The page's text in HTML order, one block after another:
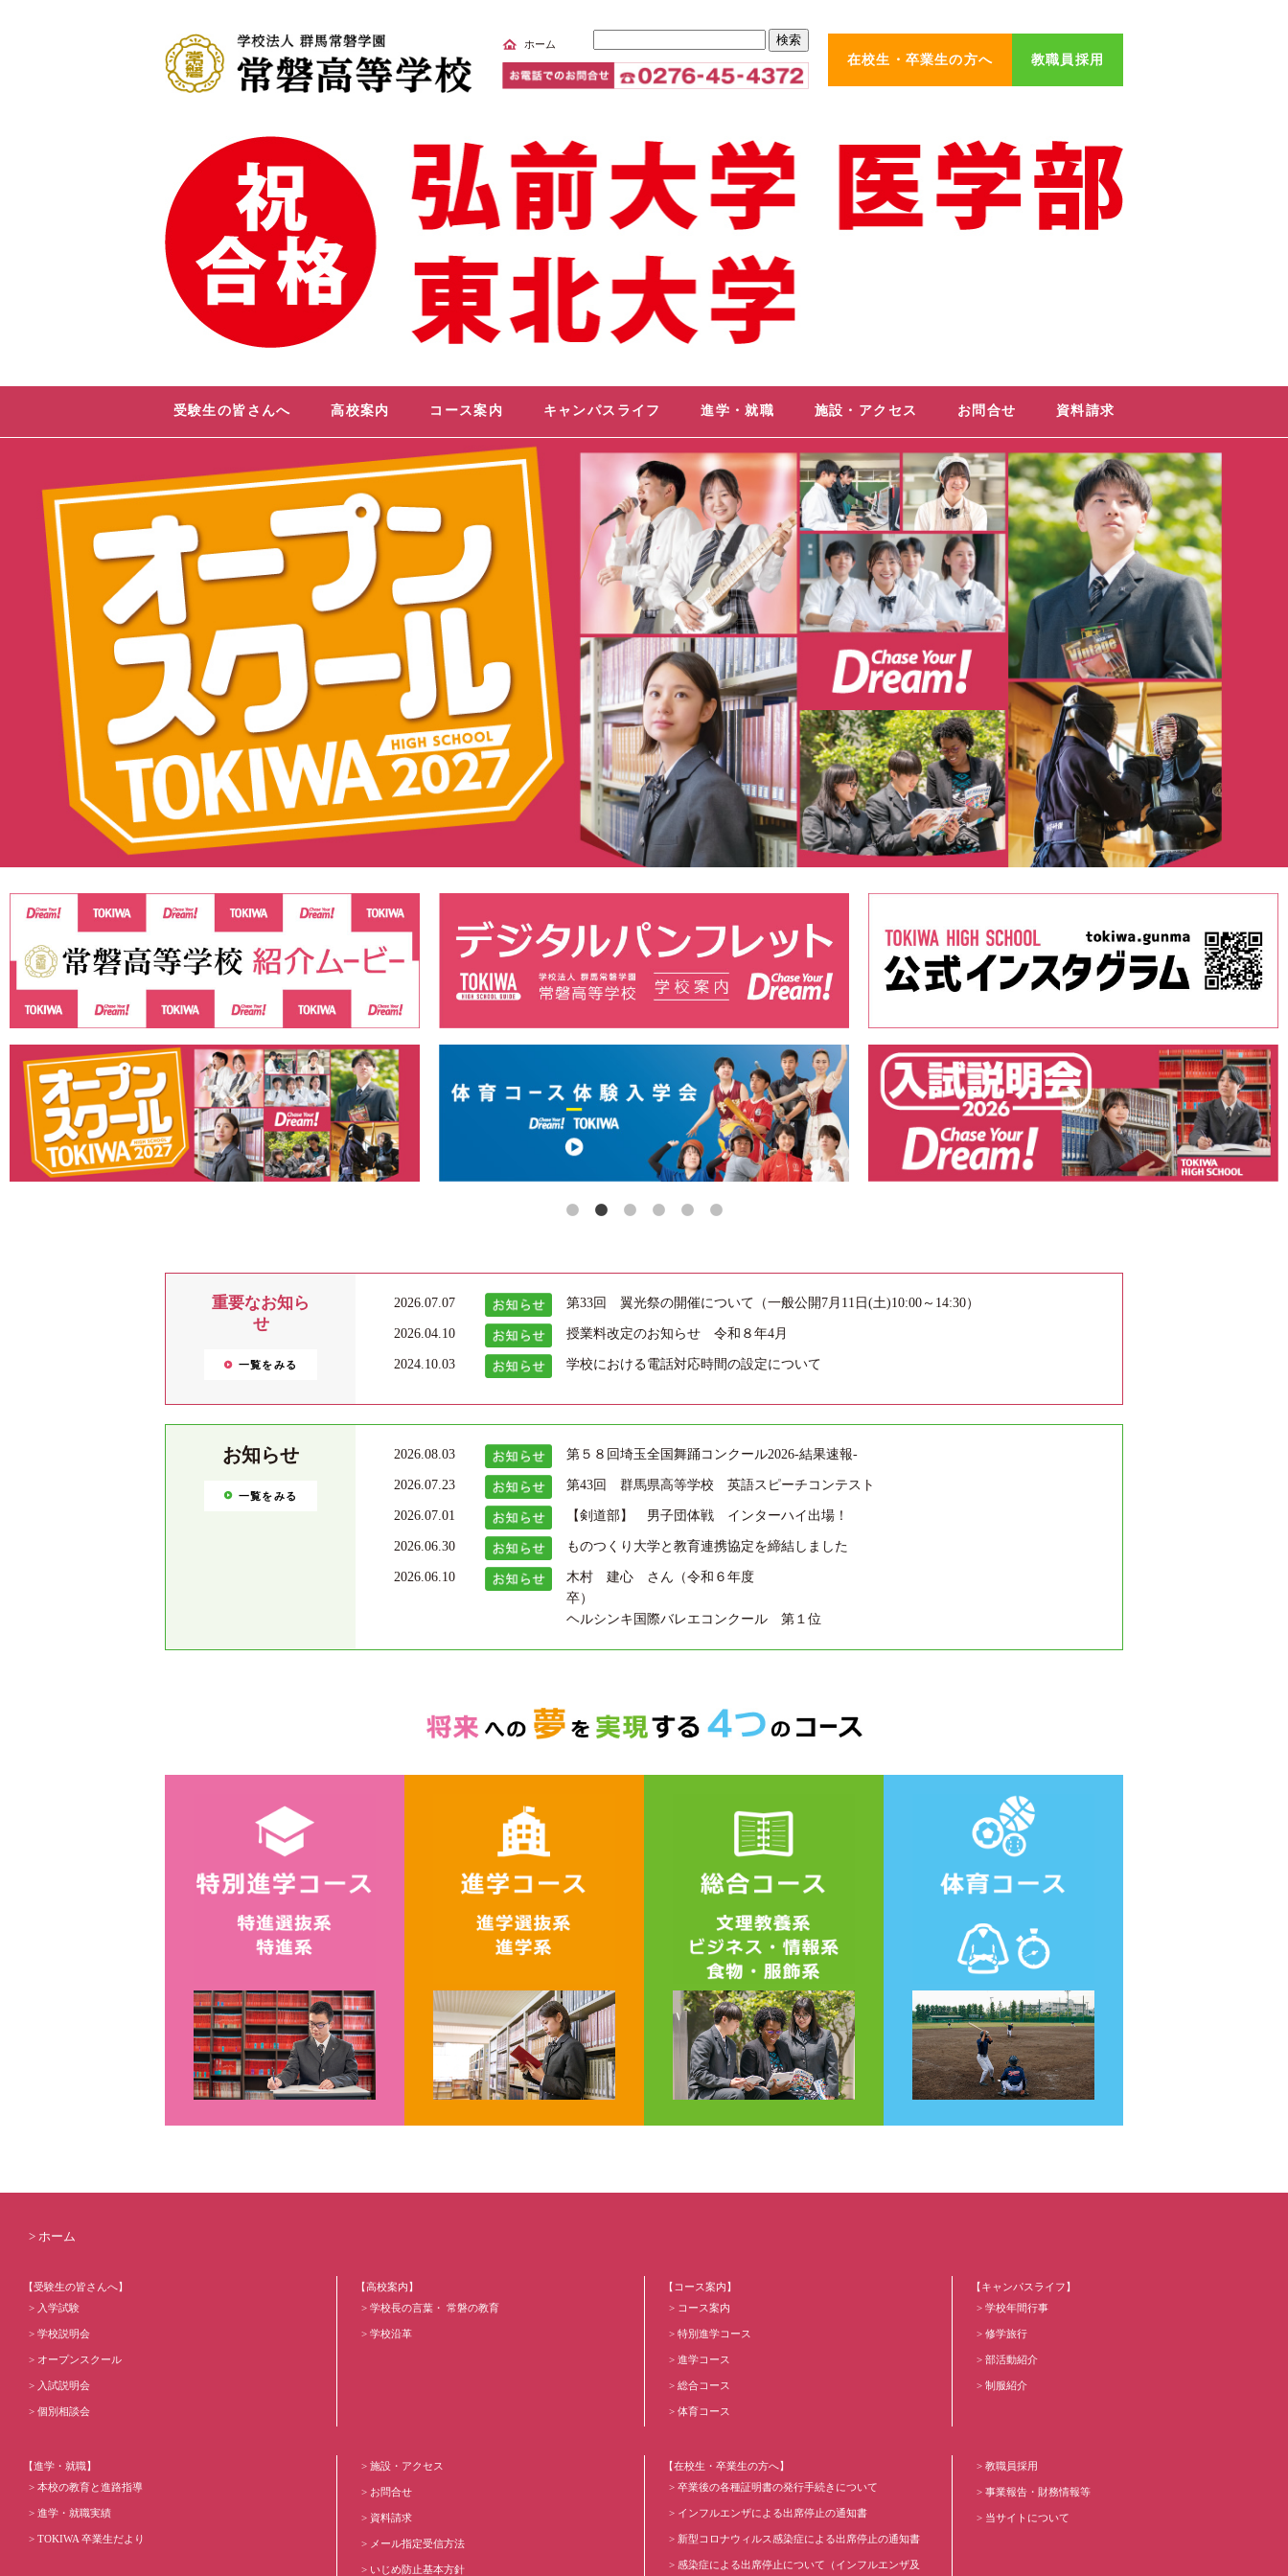
ホーム
ト
在校生・卒業生の方へ 教職員採用
受験生の皆さんへ 高校案内 コース案内 キャンパスライフ 進学・就職 施設・アクセス お問合せ 資料請求
重要なお知ら
せ
一覧をみる
2026.07.07 第33回 翼光祭の開催について（一般公開7月11日(土)10:00～14:30）
2026.04.10 授業料改定のお知らせ 令和８年4月
2024.10.03 学校における電話対応時間の設定について
お知らせ
一覧をみる
2026.08.03 第５８回埼玉全国舞踊コンクール2026‐結果速報‐
2026.07.23 第43回 群馬県高等学校 英語スピーチコンテスト
2026.07.01 【剣道部】 男子団体戦 インターハイ出場！
2026.06.30 ものつくり大学と教育連携協定を締結しました
2026.06.10
木村 建心 さん（令和６年度
卒）
ヘルシンキ国際バレエコンクール 第１位
ホーム
【受験生の皆さんへ】
入学試験
学校説明会
オープンスクール
入試説明会
個別相談会
【高校案内】
学校長の言葉・ 常磐の教育
学校沿革
【コース案内】
コース案内
特別進学コース
進学コース
総合コース
体育コース
【キャンパスライフ】
学校年間行事
修学旅行
部活動紹介
制服紹介
【進学・就職】
本校の教育と進路指導
進学・就職実績
TOKIWA 卒業生だより
施設・アクセス
お問合せ
資料請求
メール指定受信方法
いじめ防止基本方針
【在校生・卒業生の方へ】
卒業後の各種証明書の発行手続きについて
インフルエンザによる出席停止の通知書
新型コロナウィルス感染症による出席停止の通知書
感染症による出席停止について（インフルエンザ及
教職員採用
事業報告・財務情報等
当サイトについて